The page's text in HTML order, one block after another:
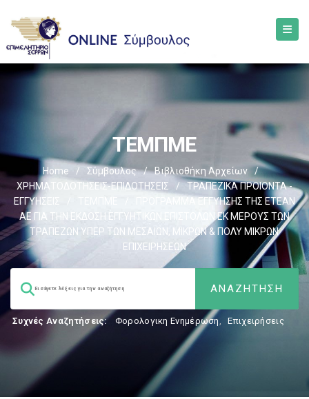
ΤΕΜΠΜΕ
Home / Σύμβουλος / Βιβλιοθήκη Αρχείων
/
ΧΡΗΜΑΤΟΔΟΤΗΣΕΙΣ-ΕΠΙΔΟΤΗΣΕΙΣ
/
ΤΡΑΠΕΖΙΚΑ ΠΡΟΙΟΝΤΑ -
ΕΓΓΥΗΣΕΙΣ
ΠΡΟΓΡΑΜΜΑ ΕΓΓΥΗΣΗΣ ΤΗΣ ΕΤΕΑΝ
ΑΕ ΓΙΑ ΤΗΝ ΕΚΔΟΣΗ ΕΓΓΥΗΤΙΚΩΝ ΕΠΙΣΤΟΛΩΝ ΕΚ ΜΕΡΟΥΣ ΤΩΝ
ΤΡΑΠΕΖΩΝ ΥΠΕΡ ΤΩΝ ΜΕΣΑΙΩΝ, ΜΙΚΡΩΝ & ΠΟΛΥ ΜΙΚΡΩΝ
ΕΠΙΧΕΙΡΗΣΕΩΝ
Συχνές Αναζητήσεις: Φορολογικη Ενημέρωση, Επιχειρήσεις